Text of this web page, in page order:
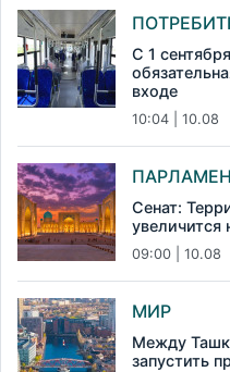
С 1
входе
10:04 | 10.08
Сенат:
увеличится
09:00 | 10.08
МИР
Между
запустить